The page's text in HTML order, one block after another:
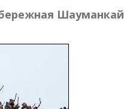
Шауманкай